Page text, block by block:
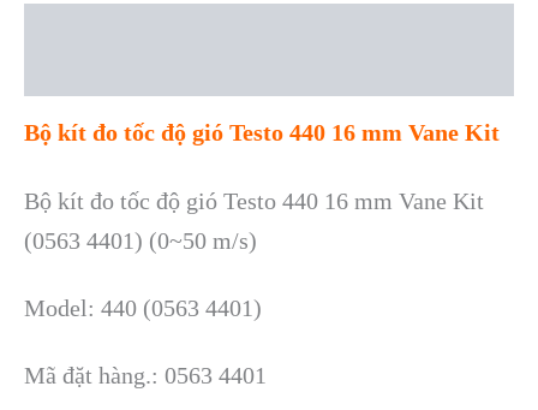
Bộ kít đo tốc độ gió Testo 440 16 mm Vane Kit
Bộ kít đo tốc độ gió Testo 440 16 mm Vane Kit
(0563 4401) (0~50 m/s)
Model: 440 (0563 4401)
Mã đặt hàng.: 0563 4401